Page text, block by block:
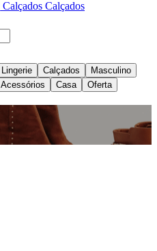
Calçados Calçados
Lingerie Calçados
Masculino
Acessórios Casa Oferta